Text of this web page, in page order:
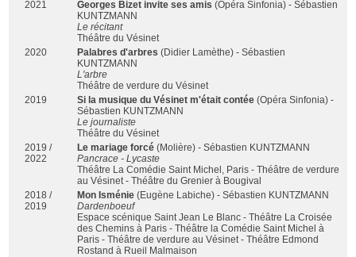
2021
Georges Bizet invite ses amis (Opéra Sinfonia) - Sébastien
KUNTZMANN
Le récitant
Théâtre du Vésinet
2020
Palabres d'arbres (Didier Lamèthe) - Sébastien
KUNTZMANN
L'arbre
Théâtre de verdure du Vésinet
2019
Si la musique du Vésinet m'était contée (Opéra Sinfonia) -
Sébastien KUNTZMANN
Le journaliste
Théâtre du Vésinet
2019 /
2022
Le mariage forcé (Molière) - Sébastien KUNTZMANN
Pancrace - Lycaste
Théâtre La Comédie Saint Michel, Paris - Théâtre de verdure
au Vésinet - Théâtre du Grenier à Bougival
2018 /
2019
Mon Isménie (Eugène Labiche) - Sébastien KUNTZMANN
Dardenboeuf
Espace scénique Saint Jean Le Blanc - Théâtre La Croisée
des Chemins à Paris - Théâtre la Comédie Saint Michel à
Paris - Théâtre de verdure au Vésinet - Théâtre Edmond
Rostand à Rueil Malmaison